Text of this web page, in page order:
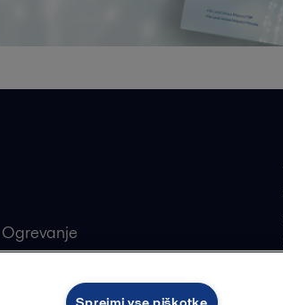
Ogrevanje
Farmacevtska industrija